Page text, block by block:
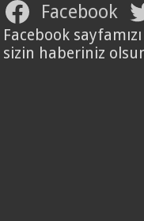
Facebook
Facebook
sizin haberiniz